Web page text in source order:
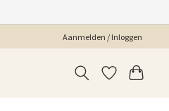
Aanmelden / Inloggen